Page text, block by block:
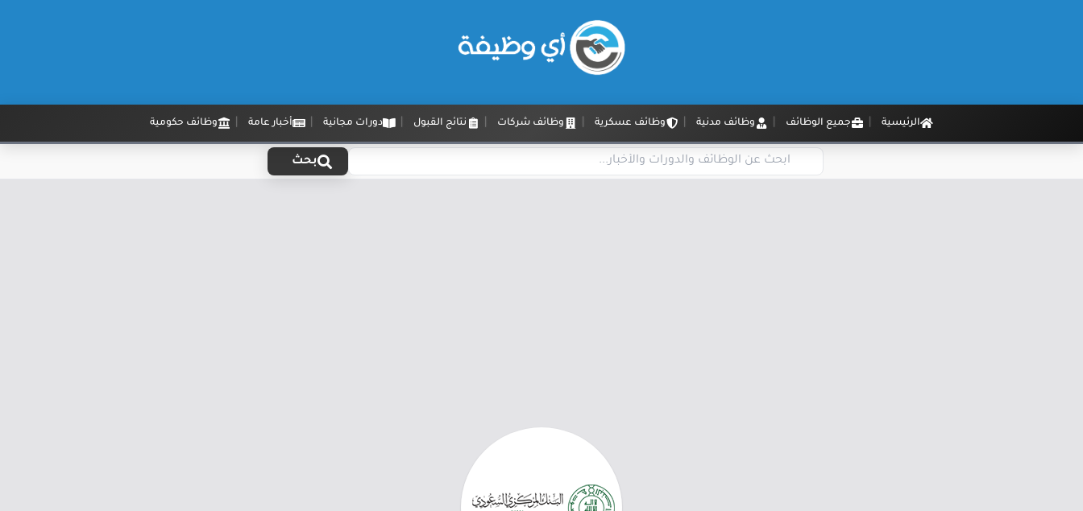
الرئيسية جميع الوظائف وظائف مدنية وظائف عسكرية وظائف شركات نتائج القبول دورات مجانية أخبار عامة وظائف حكومية
بحث